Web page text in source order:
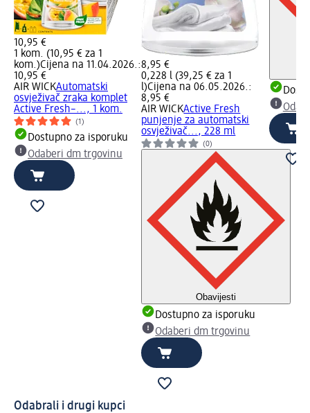
10,95 €
1 kom. (10,95 € za 1
kom.)Cijena na 11.04.2026.:
10,95 €
AIR WICKAutomatski
osvježivač zraka komplet
Active Fresh–..., 1 kom.
(1)
Dostupno za isporuku
Odaberi dm trgovinu
8,95 €
0,228 l (39,25 € za 1
l)Cijena na 06.05.2026.:
8,95 €
AIR WICKActive Fresh
punjenje za automatski
osvježivač..., 228 ml
(0)
Obavijesti
Dostupno za isporuku
Odaberi dm trgovinu
Odabrali i drugi kupci